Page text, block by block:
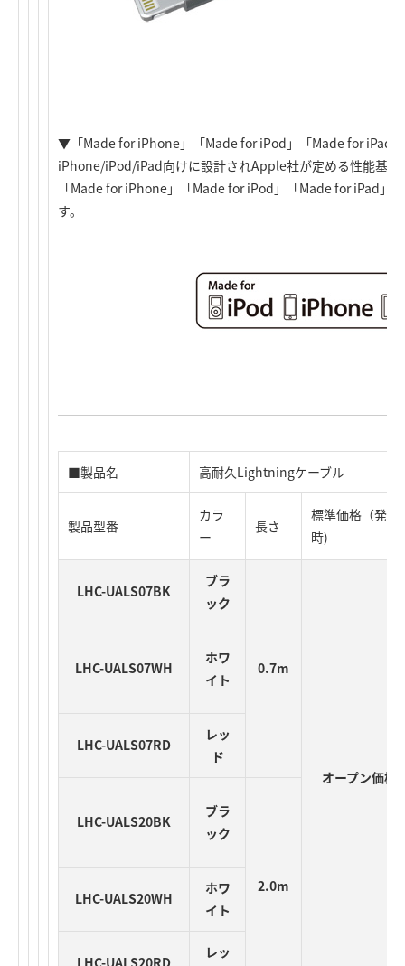
▼「Made for iPhone」「Made for iPod」「Made for iPad
iPhone/iPod/iPad向けに設計されApple社が定める性能基準
「Made for iPhone」「Made for iPod」「Made for iPad」
す。
■製品名 高耐久Lightningケーブル
製品型番
カラ
ー
長さ
標準価格（発売
時)
LHC-UALS07BK
ブラ
ック
0.7m
オープン価格
LHC-UALS07WH
ホワ
イト
LHC-UALS07RD
レッ
ド
LHC-UALS20BK
ブラ
ック
2.0m
LHC-UALS20WH
ホワ
イト
LHC-UALS20RD
レッ